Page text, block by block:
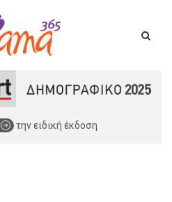
την ειδική έκδοση